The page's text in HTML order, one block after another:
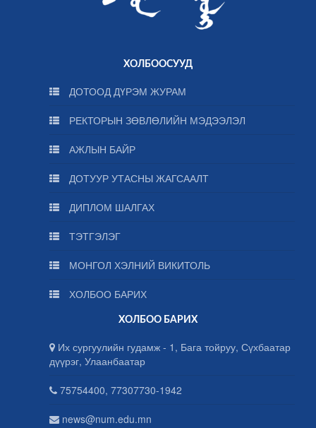
ХОЛБООСУУД
ДОТООД ДҮРЭМ ЖУРАМ
РЕКТОРЫН ЗӨВЛӨЛИЙН МЭДЭЭЛЭЛ
АЖЛЫН БАЙР
ДОТУУР УТАСНЫ ЖАГСААЛТ
ДИПЛОМ ШАЛГАХ
ТЭТГЭЛЭГ
МОНГОЛ ХЭЛНИЙ ВИКИТОЛЬ
ХОЛБОО БАРИХ
ХОЛБОО БАРИХ
Их сургуулийн гудамж - 1, Бага тойруу, Сүхбаатар
дүүрэг, Улаанбаатар
75754400, 77307730-1942
news@num.edu.mn